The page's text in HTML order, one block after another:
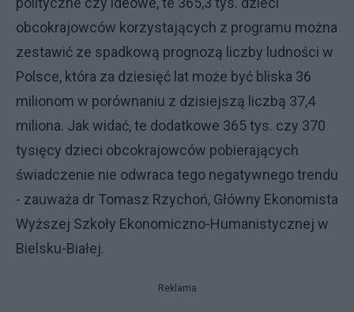
obcokrajowców korzystających z programu można
zestawić ze spadkową prognozą liczby ludności w
Polsce, która za dziesięć lat może być bliska 36
milionom w porównaniu z dzisiejszą liczbą 37,4
miliona. Jak widać, te dodatkowe 365 tys. czy 370
tysięcy dzieci obcokrajowców pobierających
świadczenie nie odwraca tego negatywnego trendu
- zauważa dr Tomasz Rzychoń, Główny Ekonomista
Wyższej Szkoły Ekonomiczno-Humanistycznej w
Bielsku-Białej.
Reklama